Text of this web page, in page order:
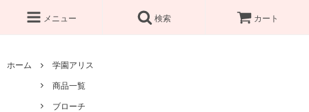
メニュー 検索 カート
ホーム
学園アリス
商品一覧
ブローチ